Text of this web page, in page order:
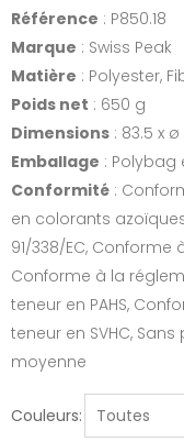
Référence : P850.18
Marque : Swiss Peak
Matière : Polyester,
Poids net : 650 g
Dimensions : 83.5 x
Emballage : Polybag
Conformité :
en colorants
91/338/EC,
Conforme à la
teneur en PAHS,
teneur en SVHC,
moyenne
Couleurs: